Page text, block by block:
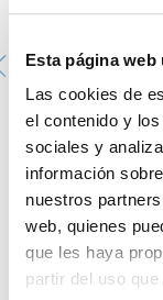
Esta página web
Las cookies de
el contenido y
sociales y
información
nuestros
web, quienes
que les haya
partir del uso
Pipeta Pasteur
Longitud de la
073-001735
Envase: x 250 u.
Disponibilidad
Mi precio :